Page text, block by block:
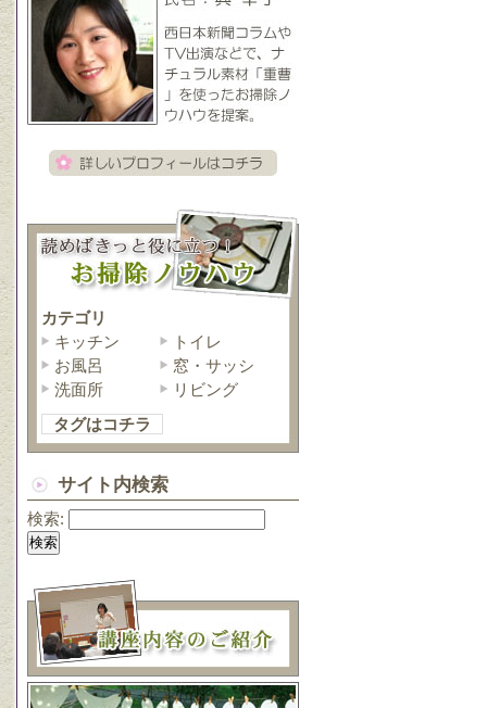
カテゴリ
キッチン
トイレ
お風呂
窓・サッシ
洗面所
リビング
タグはコチラ
サイト内検索
検索: